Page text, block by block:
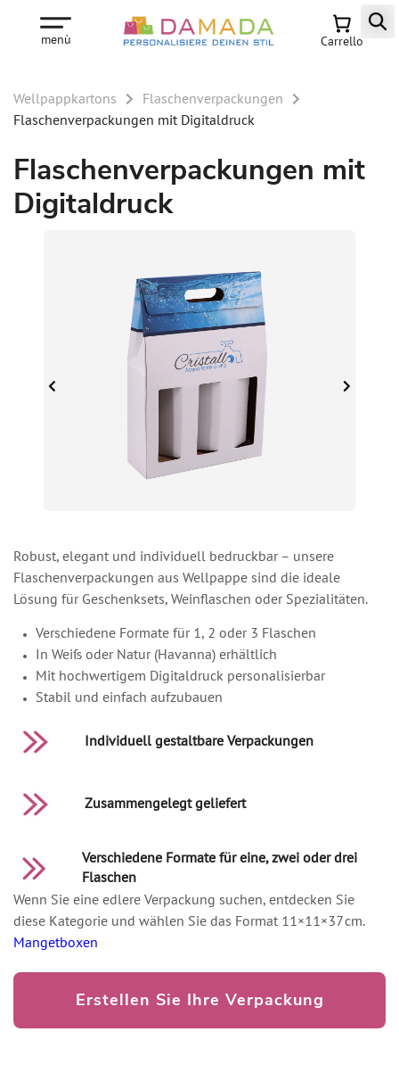
menù Carrello
Wellpappkartons
Flaschenverpackungen
Flaschenverpackungen mit Digitaldruck
Flaschenverpackungen mit
Digitaldruck
Robust, elegant und individuell bedruckbar – unsere
Flaschenverpackungen aus Wellpappe sind die ideale
Lösung für Geschenksets, Weinflaschen oder Spezialitäten.
Verschiedene Formate für 1, 2 oder 3 Flaschen
In Weiß oder Natur (Havanna) erhältlich
Mit hochwertigem Digitaldruck personalisierbar
Stabil und einfach aufzubauen
Individuell gestaltbare Verpackungen
Zusammengelegt geliefert
Verschiedene Formate für eine, zwei oder drei
Flaschen
Wenn Sie eine edlere Verpackung suchen, entdecken Sie
diese Kategorie und wählen Sie das Format 11×11×37 cm.
Mangetboxen
Erstellen Sie Ihre Verpackung